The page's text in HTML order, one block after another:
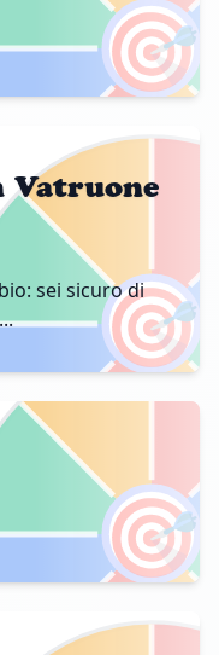
🎯
🎯
Vatruone
sei sicuro di
🎯